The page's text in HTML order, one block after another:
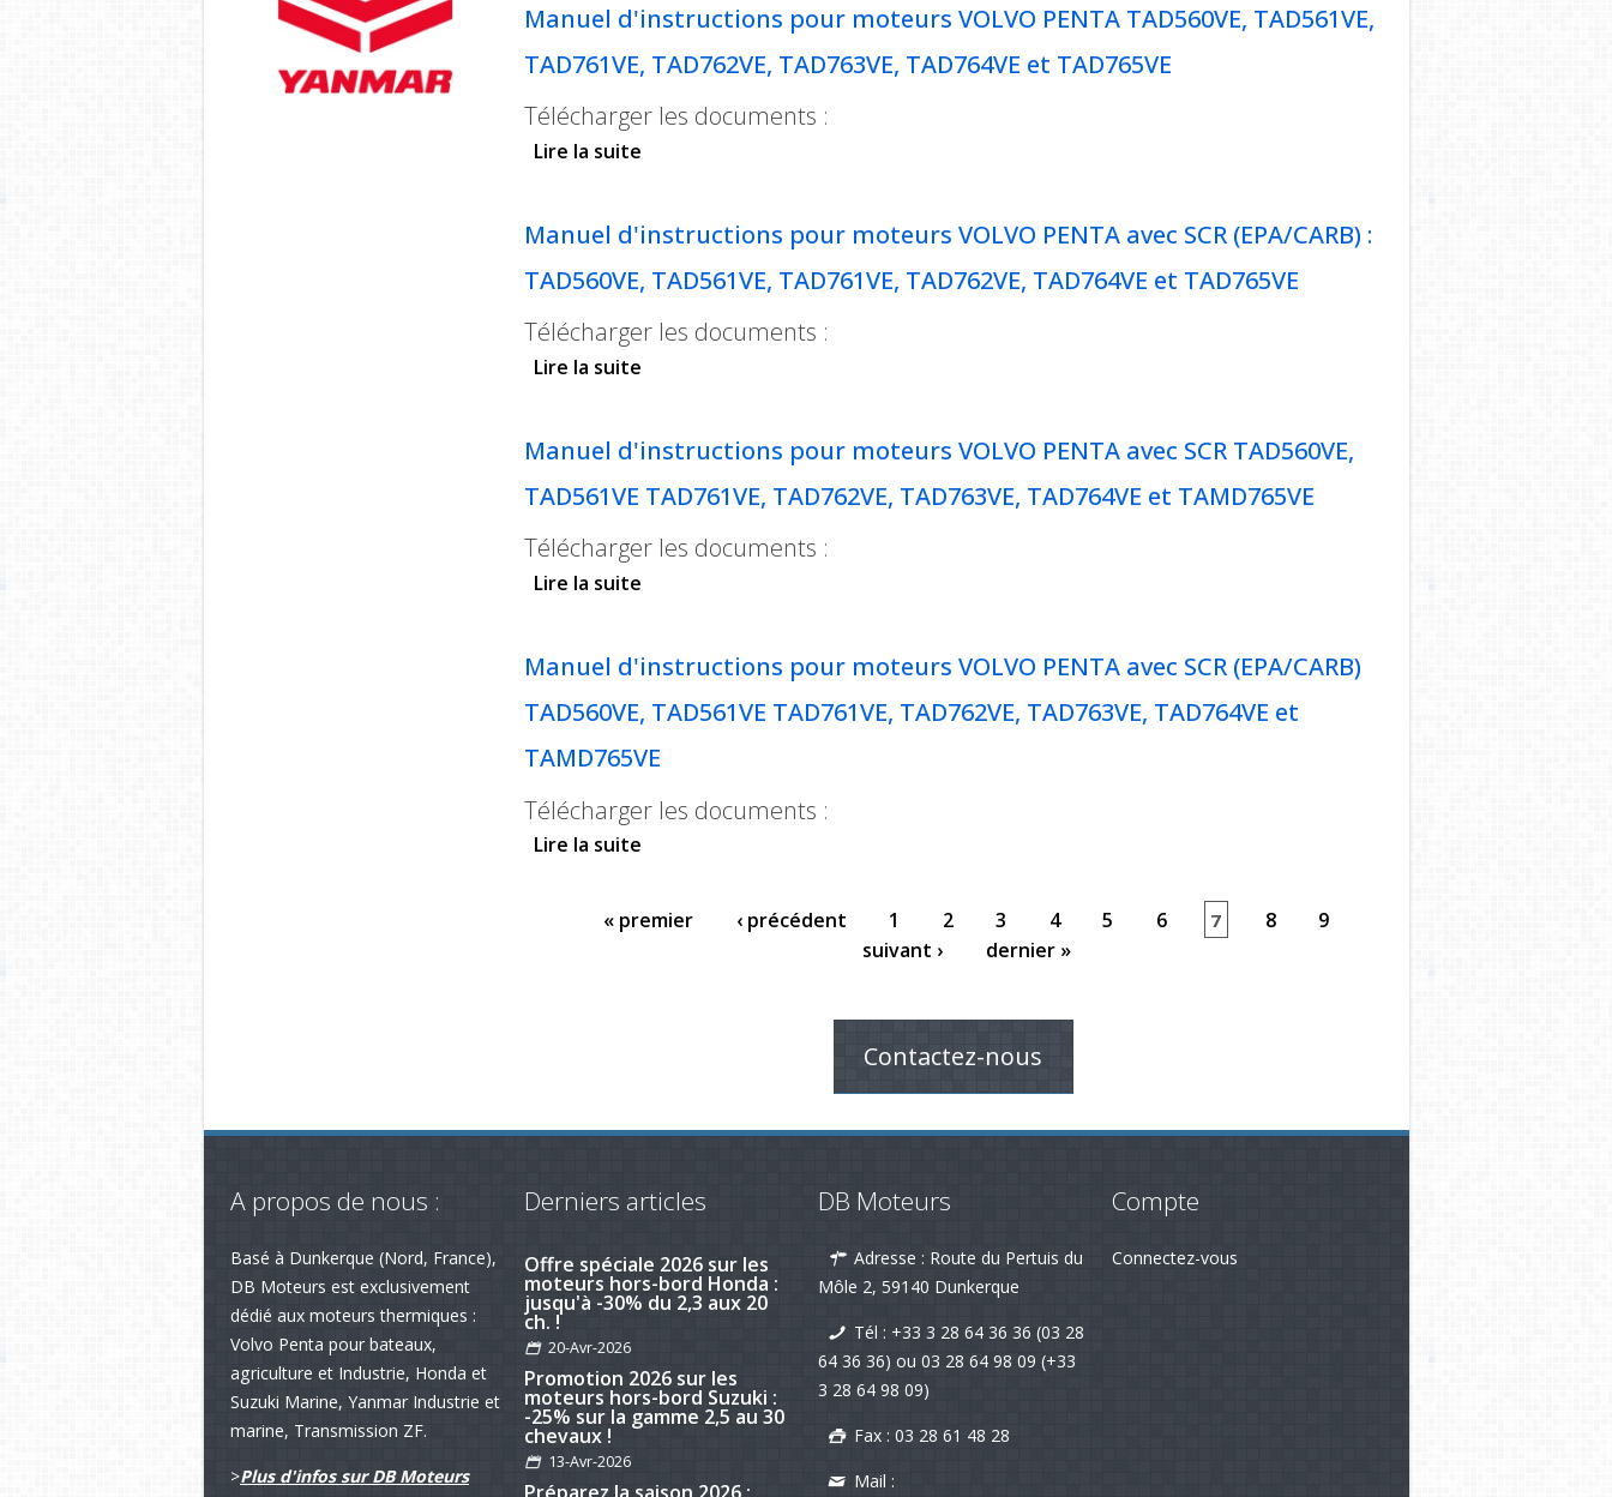
Manuel d'instructions pour moteurs VOLVO PENTA TAD560VE, TAD561VE,
TAD761VE, TAD762VE, TAD763VE, TAD764VE et TAD765VE
Télécharger les documents :
Lire la suite
Manuel d'instructions pour moteurs VOLVO PENTA avec SCR (EPA/CARB) :
TAD560VE, TAD561VE, TAD761VE, TAD762VE, TAD764VE et TAD765VE
Télécharger les documents :
Lire la suite
Manuel d'instructions pour moteurs VOLVO PENTA avec SCR TAD560VE,
TAD561VE TAD761VE, TAD762VE, TAD763VE, TAD764VE et TAMD765VE
Télécharger les documents :
Lire la suite
Manuel d'instructions pour moteurs VOLVO PENTA avec SCR (EPA/CARB)
TAD560VE, TAD561VE TAD761VE, TAD762VE, TAD763VE, TAD764VE et
TAMD765VE
Télécharger les documents :
Lire la suite
Pages« premier ‹ précédent 1 2 3 4 5 6 7 8
9
suivant ›
dernier »
Contactez-nous
A propos de nous :
Basé à Dunkerque (Nord, France),
DB Moteurs est exclusivement
dédié aux moteurs thermiques :
Volvo Penta pour bateaux,
agriculture et Industrie, Honda et
Suzuki Marine, Yanmar Industrie et
marine, Transmission ZF.
>Plus d'infos sur DB Moteurs
Derniers articles
Remotorisation d'un voilier
suivi d'un avis client qui fait
plaisir !
19-nov-2025
Offre spéciale 2026 sur les
moteurs hors-bord Honda :
jusqu'à -30% du 2,3 aux 20
ch. !
20-Avr-2026
Promotion 2026 sur les
DB Moteurs
Adresse : Route du Pertuis du
Môle 2, 59140 Dunkerque
Tél : +33 3 28 64 36 36 (03 28
64 36 36) ou 03 28 64 98 09 (+33
3 28 64 98 09)
Fax : 03 28 61 48 28
Mail :
Compte
Connectez-vous